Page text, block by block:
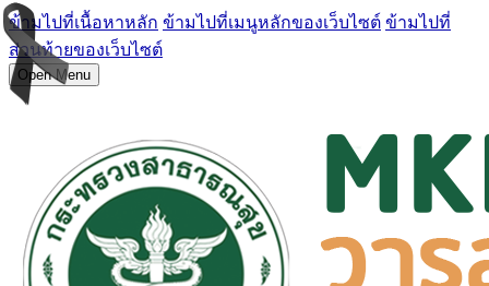
ข้ามไปที่เนื้อหาหลัก ข้ามไปที่เมนูหลักของเว็บไซต์ ข้ามไปที่
ส่วนท้ายของเว็บไซต์
Open Menu